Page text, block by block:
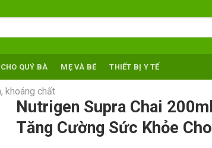
QUÝ BÀ MẸ VÀ BÉ THIẾT BỊ Y TẾ
khoáng chất
Nutrigen Supra Chai
Tăng Cường Sức Khỏe